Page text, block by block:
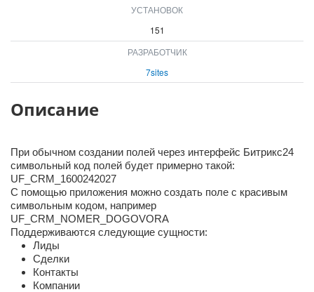
УСТАНОВОК
151
РАЗРАБОТЧИК
7sites
Описание
При обычном создании полей через интерфейс Битрикс24
символьный код полей будет примерно такой:
UF_CRM_1600242027
С помощью приложения можно создать поле с красивым
символьным кодом, например
UF_CRM_NOMER_DOGOVORA
Поддерживаются следующие сущности:
Лиды
Сделки
Контакты
Компании